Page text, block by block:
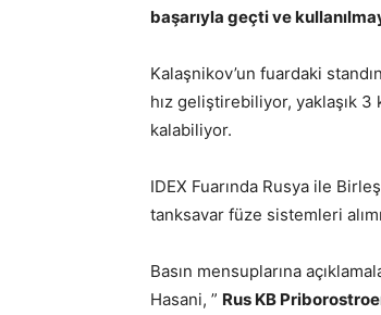
başarıyla geçti ve
Kalaşnikov’un fuardaki
hız geliştirebiliyor, yaklaşık
kalabiliyor.
IDEX Fuarında Rusya ile
tanksavar füze sistemleri
Basın mensuplarına
Hasani, ” Rus KB